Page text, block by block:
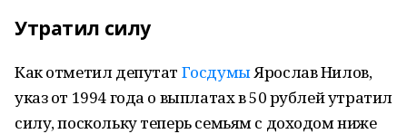
Утратил силу
Как отметил депутат ГосдумыЯрослав Нилов,
указ от 1994 года о выплатах в 50 рублей утратил
силу, поскольку теперь семьям с доходом ниже